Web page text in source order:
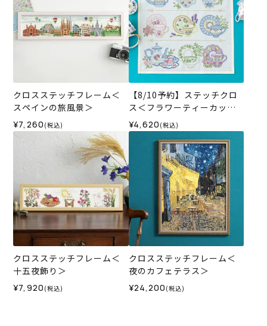
クロスステッチフレーム＜
スペインの旅風景＞
¥7,260 (税込)
【8/10予約】ステッチクロ
ス＜フラワーティーカップ
＞
¥4,620 (税込)
クロスステッチフレーム＜
十五夜飾り＞
¥7,920 (税込)
クロスステッチフレーム＜
夜のカフェテラス＞
¥24,200 (税込)